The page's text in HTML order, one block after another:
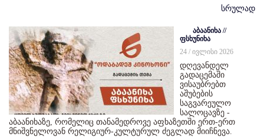
სრულად
აბაანიხა //
ფსხუნიხა
24 / ივლისი 2026
დღევანდელ
გადაცემაში
ვისაუბრებთ
აშუბების
საგვარეულო
სალოცავზე -
აბაანიხაზე, რომელიც თანამედროვე აფხაზეთში ერთ-ერთ
მნიშვნელოვან რელიგიურ-კულტურულ ძეგლად მიიჩნევა.